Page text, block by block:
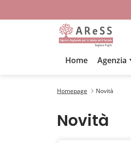
Home Agenzia
Homepage Novità
Novità